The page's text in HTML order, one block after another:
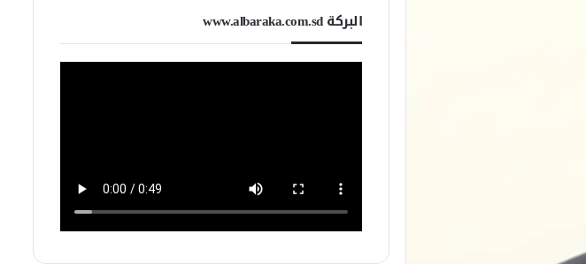
البركة www.albaraka.com.sd